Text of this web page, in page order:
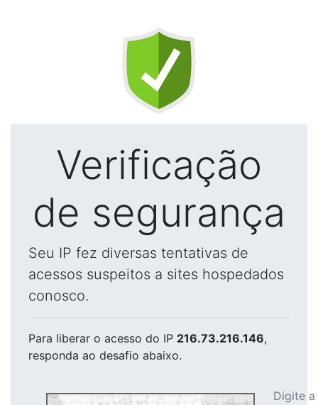
Verificação
de segurança
Seu IP fez diversas tentativas de
acessos suspeitos a sites hospedados
conosco.
Para liberar o acesso do IP 216.73.216.146,
responda ao desafio abaixo.
Digite